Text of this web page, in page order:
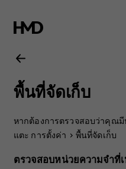
คู่มือ
ผู้
ใช้
Nokia
8.1
พื้นที่จัดเก็บ
หากต้องการตรวจสอบว่าคุณมี
แตะ การตั้งค่า > พื้นที่จัดเก็บ
ตรวจสอบหน่วยความจำที่